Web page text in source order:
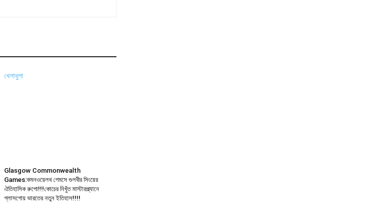
খেলাধুলা
Glasgow Commonwealth
Games:কমনওয়েলথ গেমসে গুলবীর সিংয়ের
ঐতিহাসিক রুপো!!!কোচের নিখুঁত মাস্টারপ্ল্যানে
গ্লাসগোয় ভারতের নতুন ইতিহাস!!!!